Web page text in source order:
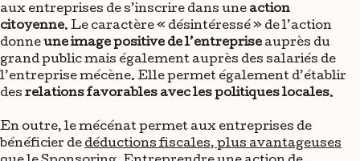
aux entreprises de s’inscrire dans une action
citoyenne. Le caractère « désintéressé » de l’action
donneune image positive de l’entreprise auprès du
grand public mais également auprès des salariés de
l’entreprise mécène. Elle permet également d’établir
des relations favorables avec les politiques locales.
En outre, le mécénat permet aux entreprises de
bénéficier de déductions fiscales, plus avantageuses